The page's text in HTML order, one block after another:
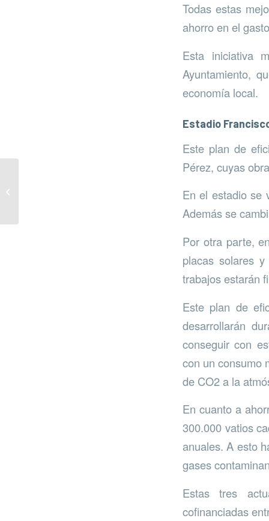
Todas estas
ahorro en el
Esta iniciativa
Ayuntamiento,
economía local.
Estadio
Este plan de
Pérez, cuyas
En el estadio se
Además se
Por otra parte,
placas solares
trabajos estarán
Este plan de
desarrollarán
conseguir con
con un consumo
de CO2 a la
En cuanto a
300.000 vatios
anuales. A esto
gases
Estas tres
cofinanciadas